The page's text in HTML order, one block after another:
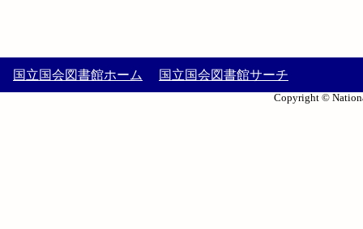
国立国会図書館ホーム 国立国会図書館サーチ
Copyright ©